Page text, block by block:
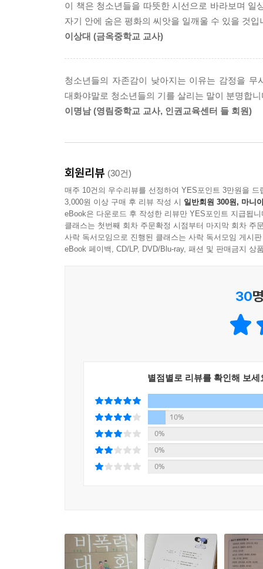
사회의 구성원으로 태어나 자라 온 우리는 ‘말
판단해 자기 잣대로 평가하거나, 남과 비교하거
그러한 말하기 방식에는 비난하고 상처 줌으로
무심코 혹은 다르게 말하고 듣는 방법을 알지 못
방식 역시 우리를 둘러싼 삶의 환경에서 자유로
그러한 어려움 역시 자연스러운 것으로 받아들
것을 권유한다.
30여 년 가까이 교사로 재직하고 비폭력 대화
현장에서 만난 아이들의 경험을 비롯해 부모,
있어 독자들이 글의 내용을 이해하고 공감하는
장이 끝날 때마다 활동 프로그램을 삽입해 교사와
그를 통해 상대와 공명하는 경험은 우리 청소년들
이 책은 청소년들을 따뜻한 시선으로 바라보며
자기 안에 숨은 평화의 씨앗을 일깨울 수 있을 것입
이상대 (금옥중학교 교사)
청소년들의 자존감이 낮아지는 이유는 감정을
대화야말로 청소년들의 기를 살리는 말이 분명합니
이명남 (영림중학교 교사, 인권교육센터 들 회원)
회원리뷰 (30건)
매주 10건의 우수리뷰를 선정하여 YES포인트 3만원을 드
3,000원 이상 구매 후 리뷰 작성 시 일반회원 300원, 마니
eBook은 다운로드 후 작성한 리뷰만 YES포인트 지급됩니
클래스는 첫번째 회차 주문확정 시점부터 마지막 회차 주
사락 독서모임으로 진행된 클래스는 사락 독서모임 게시
eBook 페이백, CD/LP, DVD/Blu-ray, 패션 및 판매금지 상
30
별점별로 리뷰를 확인해 보세
10%
0%
0%
0%